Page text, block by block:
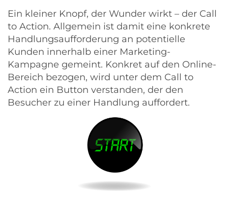
Ein kleiner Knopf, der Wunder wirkt – der Call
to Action. Allgemein ist damit eine konkrete
Handlungsaufforderung an potentielle
Kunden innerhalb einer Marketing-
Kampagne gemeint. Konkret auf den Online-
Bereich bezogen, wird unter dem Call to
Action ein Button verstanden, der den
Besucher zu einer Handlung auffordert.